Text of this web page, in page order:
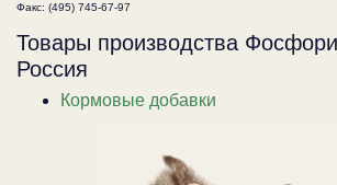
Факс: (495) 745-67-97
Товары производства
Россия
Кормовые добавки